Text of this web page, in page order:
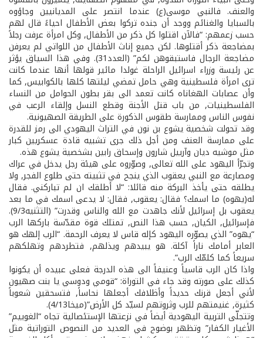
والعنف. فالنبي موسى(ع) عندما انتصر على المديانيين وجاؤوه
بالسبايا والغنائم ووجد أن جنده تركوا بعض الأطفال احياءً قال لهم
حسب زعمهم: “فالآن اقتلوا كل ذكر من الأطفال, وكل امرأة عرفت رجلاً
بمضاجعة ذكر أقتلوها. لكن جميع إناث الأطفال من اللواتي لم يعرفن
مضاجعة الرجال فاستبقوهن لكم” (العدد31). وفي هذا السياق يؤثر
عن رئيسة وزراء اسرائيل الراحلة غولدا مائير قولها أنها عندما كانت
ترى امرأة فلسطينية وهي حامل تمضي ليلتها كلها بالكوابيس, كما
وأن عصابات الهغاناه كانت تعمد الى بقر بطون الحوامل من النساء
الفلسطينيات, من باب قتل الأجنة وقطع النسل وإلقاء الرعب في
نفوس الناس وممارسة طقوس الذكورة على الطريقة الصهيونية.
وقد تحولت شخصية يشوع بن نون في التراث اليهودي الى رمز للقدرة
على ممارسة العنف ومن أجل ذلك جرى تشبيه قادة عسكريين كبار
مثل موشيه ديان وآرييل شارون وإسحاق رابين بشخصية يشوع هذه.
وتجرّأ اليهود على الله تعالى, وصوّروه على هيئة رجل يدخل في عراك
ومصارعة مع النبي يعقوب الذي ينجح في تثبيته حتى طلوع الفجر, ولا
يطلقه حتى يأخذ البركة منه قائلا: “لا أطلقك ان لم تباركني. فقال
له(يهوه) ما اسمك؟ فقال: يعقوب, فقال: لا يدعى اسمك في ما بعد
يعقوب بل إسرائيل لأنك جاهدت مع الله والناس وقدرت” (التثنيه9/3).
فإسرائيل, الكيان, حسب هذا النص, تمتلك قوة مقدّسة باركها الرب
“يهوه” الذي يصوّره اليهود كإله قاس لا يعرف الرحمة. “الرب إلهك هو
العابر أمامك ناراً آكلة. هو يبيدهم ويذلهم, فتطردهم وتهلكهم
سريعاً كما كلمّك الرب”.
واذا كان الرب قاسياً وعنيفاً الى هذه الدرجة فعلى عبيده أن يكونوا
كذلك على صورته وقد جاء في التوراة: “قومي ودوسي يا بنت صهيون
لأني أجعل قرنك حديداً وأظلافك أجعلها نحاساً, فتسحقين شعوباً
كثيرة, غنيمتهم للرب وثروتهم لسيّد كل الأرض”(ميخا4/13).
وتتجلّى التربية اليهودية أيضاً في نزعتها الإستئصالية تجاه “الغوييم”
الأغيار الكفار” وتظهر بوضوح في العديد من النصوص التوراتية مثل